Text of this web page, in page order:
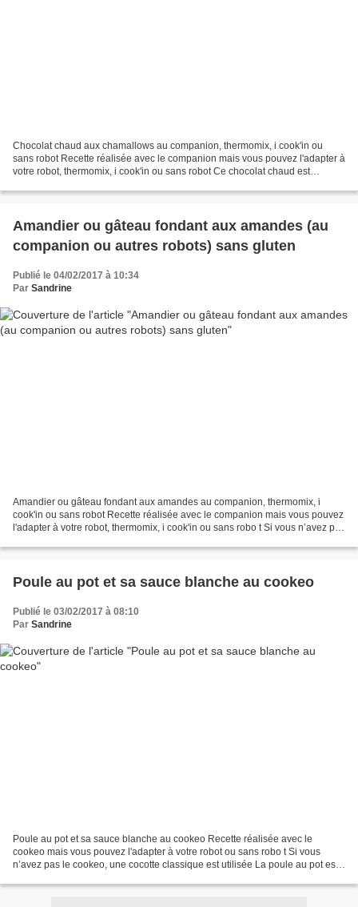
Chocolat chaud aux chamallows au companion, thermomix, i cook'in ou
sans robot Recette réalisée avec le companion mais vous pouvez l'adapter à
votre robot, thermomix, i cook'in ou sans robot Ce chocolat chaud est
Amandier ou gâteau fondant aux amandes (au
companion ou autres robots) sans gluten
Publié le 04/02/2017 à 10:34
Par Sandrine
Amandier ou gâteau fondant aux amandes au companion, thermomix, i
cook'in ou sans robot Recette réalisée avec le companion mais vous pouvez
l'adapter à votre robot, thermomix, i cook'in ou sans robo t Si vous n’avez pas
Poule au pot et sa sauce blanche au cookeo
Publié le 03/02/2017 à 08:10
Par Sandrine
Poule au pot et sa sauce blanche au cookeo Recette réalisée avec le
cookeo mais vous pouvez l'adapter à votre robot ou sans robo t Si vous
n’avez pas le cookeo, une cocotte classique est utilisée La poule au pot est